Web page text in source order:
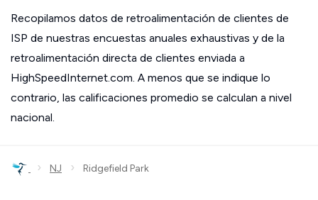
Recopilamos datos de retroalimentación de clientes de
ISP de nuestras encuestas anuales exhaustivas y de la
retroalimentación directa de clientes enviada a
HighSpeedInternet.com. A menos que se indique lo
contrario, las calificaciones promedio se calculan a nivel
nacional.
› NJ › Ridgefield Park